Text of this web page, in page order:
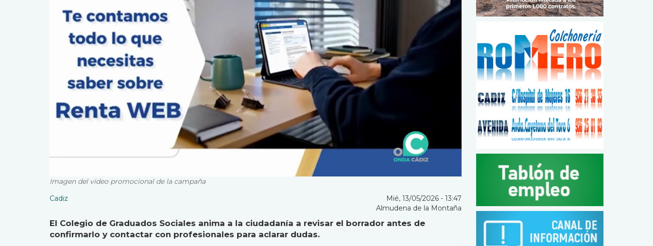
Imagen del video promocional de la campaña
Cadiz
Mié, 13/05/2026 - 13:47
Almudena de la Montaña
El Colegio de Graduados Sociales anima a la ciudadanía a revisar el borrador antes de
confirmarlo y contactar con profesionales para aclarar dudas.